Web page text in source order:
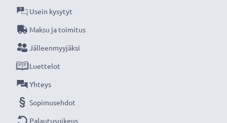
verkkokauppa, joka tarjoaa laadukkaita tuotteita, ja
Usein kysytyt
Maksu ja toimitus
Jälleenmyyjäksi
Luettelot
Yhteys
Sopimusehdot
Palautusoikeus